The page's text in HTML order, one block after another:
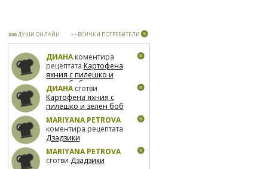
336ДУШИ ОНЛАЙН >>ВСИЧКИ ПОТРЕБИТЕЛИ
ДИАНАкоментира
рецептата Картофена
яхния с пилешко и
зелен боб
ДИАНАсготви
Картофена яхния с
пилешко и зелен боб
MARIYANA PETROVA
коментира рецептата
Дзадзики
MARIYANA PETROVA
сготви Дзадзики